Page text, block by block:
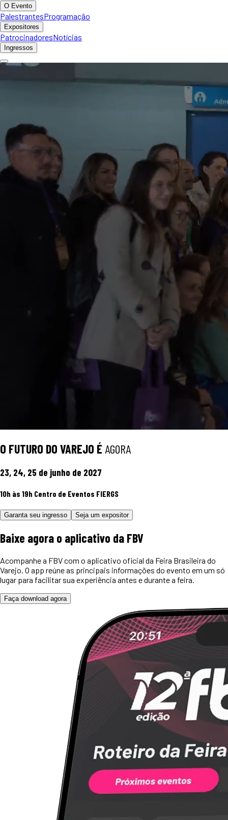
O Evento
PalestrantesProgramação
Expositores
PatrocinadoresNotícias
Ingressos
O FUTURO DO VAREJO É AGORA
23, 24, 25 de junho de 2027
10h às 19h Centro de Eventos FIERGS
Garanta seu ingresso Seja um expositor
Baixe agora o aplicativo da FBV
Acompanhe a FBV com o aplicativo oficial da Feira Brasileira do
Varejo. O app reúne as principais informações do evento em um só
lugar para facilitar sua experiência antes e durante a feira.
Faça download agora